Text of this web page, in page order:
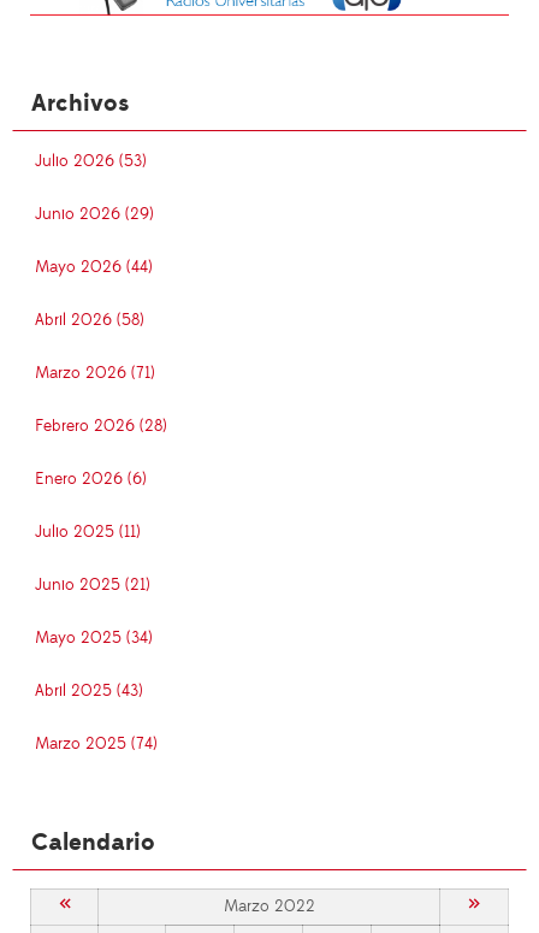
Archivos
Julio 2026 (53)
Junio 2026 (29)
Mayo 2026 (44)
Abril 2026 (58)
Marzo 2026 (71)
Febrero 2026 (28)
Enero 2026 (6)
Julio 2025 (11)
Junio 2025 (21)
Mayo 2025 (34)
Abril 2025 (43)
Marzo 2025 (74)
Calendario
« Marzo 2022 »